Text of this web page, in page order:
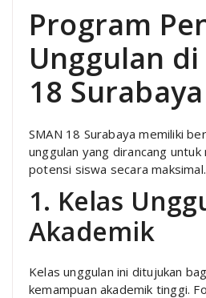
Program
Unggulan di
18 Surabaya
SMAN 18 Surabaya memiliki
unggulan yang dirancang untuk
potensi siswa secara maksimal.
1. Kelas
Akademik
Kelas unggulan ini ditujukan
kemampuan akademik tinggi.